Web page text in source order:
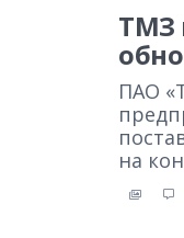
ТМЗ
ПАО
на